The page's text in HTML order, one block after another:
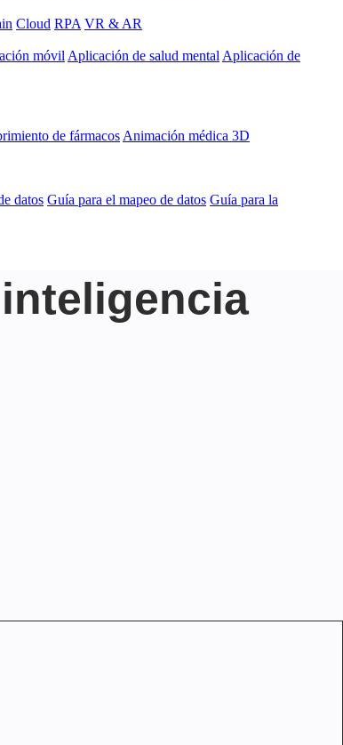
Cloud RPA VR & AR
móvil Aplicación de salud mental Aplicación de
de fármacos Animación médica 3D
datos Guía para el mapeo de datos Guía para la